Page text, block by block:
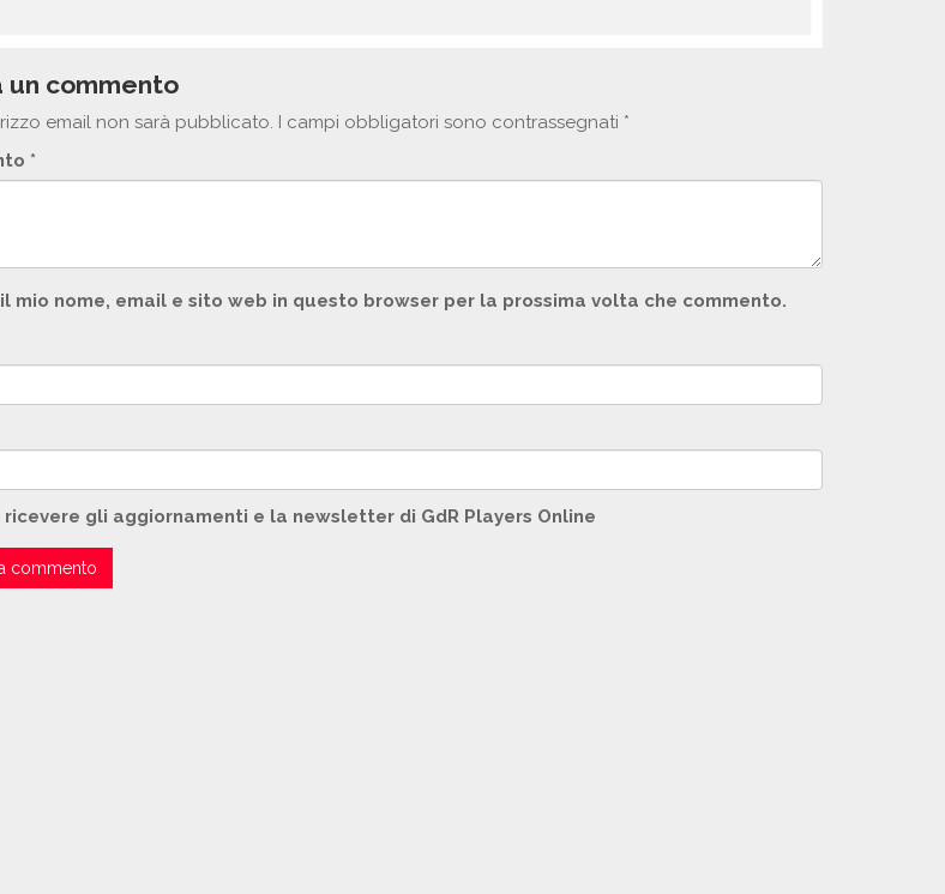
un commento
email non sarà pubblicato. I campi obbligatori sono contrassegnati *
*
mio nome, email e sito web in questo browser per la prossima volta che commento.
ricevere gli aggiornamenti e la newsletter di GdR Players Online